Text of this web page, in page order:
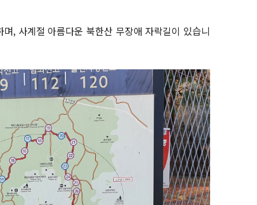
, 사계절 아름다운 북한산 무장애 자락길이 있습니